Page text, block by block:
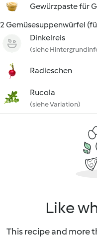
Gewürzpaste für
2 Gemüsesuppenwürfel
Dinkelreis
(siehe
Radieschen
Rucola
(siehe Variation)
Like
This recipe and more